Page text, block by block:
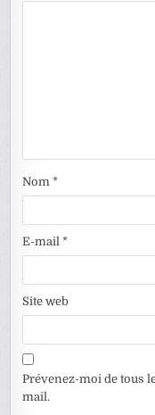
Nom*
E-mail*
Site web
Prévenez-moi de tous
mail.